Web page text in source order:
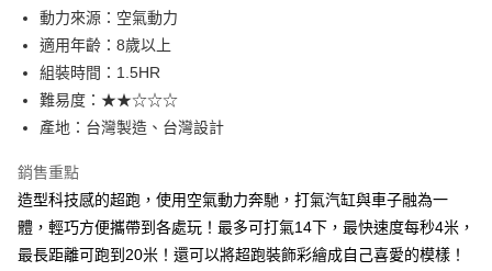
相關說明
【大哥付你分期使用說明】
1.本服務由台灣大哥大提供，台灣大哥大用戶可立即使用無須另外申請。
2.付款方式選擇「大哥付你分期」，訂單成立後會自動跳轉到大哥付的交易
流程，驗證手機門號後，選擇欲分期的期數、繳款截止日，確認付款後即完
3.實際核准額度、可分期數及費用金額請依後續交易確認頁面所載為準。
消。如遇「轉專審核」未通過狀況，表示未達大哥付你分期系統評分，恕無
法說明評估內容。
1.分期款項不併入電信帳單，「大哥付你分期」於每月結算日後寄送繳費提
醒簡訊。
AFTEE先享後付
相關說明
【關於「AFTEE先享後付」】
AFTEE先享後付是「在收到商品之後才付款」的支付方式。 讓您購物簡單
１．簡單：不需註冊會員、不需綁卡、不需儲值。
２．便利：只要手機號碼，簡訊認證，即可結帳。
３．安心：先確認商品／服務後，再付款。
１．於結帳方式選擇「AFTEE先享後付」後，將跳轉至「AFTEE先享後付」
ATM付款
運送方式
國內宅配/郵寄 (不適用離島、海外及郵局i郵箱)
每筆NT$70，滿NT$800(含以上)免運費
動力來源：空氣動力
適用年齡：8歲以上
組裝時間：1.5HR
難易度：★★☆☆☆
產地：台灣製造、台灣設計
銷售重點
造型科技感的超跑，使用空氣動力奔馳，打氣汽缸與車子融為一
體，輕巧方便攜帶到各處玩！最多可打氣14下，最快速度每秒4米，
最長距離可跑到20米！還可以將超跑裝飾彩繪成自己喜愛的模樣！